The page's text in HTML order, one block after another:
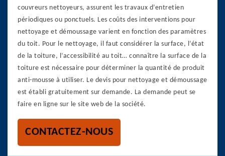
couvreurs nettoyeurs, assurent les travaux d’entretien
périodiques ou ponctuels. Les coûts des interventions pour
nettoyage et démoussage varient en fonction des paramètres
du toit. Pour le nettoyage, il faut considérer la surface, l’état
de la toiture, l’accessibilité au toit… connaître la surface de la
toiture est nécessaire pour déterminer la quantité de produit
anti-mousse à utiliser. Le devis pour nettoyage et démoussage
est établi gratuitement sur demande. La demande peut se
faire en ligne sur le site web de la société.
CONTACTEZ-NOUS